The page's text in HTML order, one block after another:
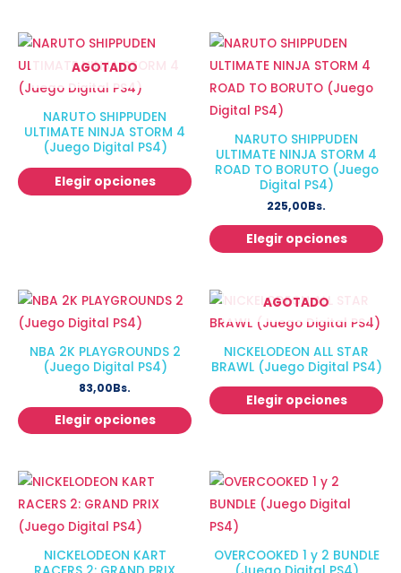
AGOTADO
NARUTO SHIPPUDEN
ULTIMATE NINJA STORM 4
(Juego Digital PS4)
Elegir opciones
NARUTO SHIPPUDEN
ULTIMATE NINJA STORM 4
ROAD TO BORUTO (Juego
Digital PS4)
225,00Bs.
Elegir opciones
NBA 2K PLAYGROUNDS 2
(Juego Digital PS4)
83,00Bs.
Elegir opciones
AGOTADO
NICKELODEON ALL STAR
BRAWL (Juego Digital PS4)
Elegir opciones
NICKELODEON KART
OVERCOOKED 1 y 2 BUNDLE